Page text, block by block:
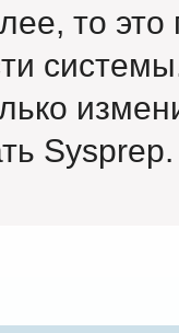
то
Sysprep.